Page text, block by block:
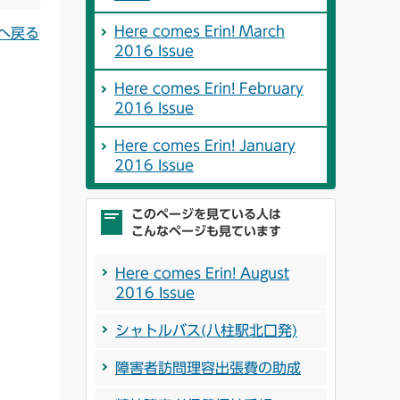
戻る
Here comes Erin! March
2016 Issue
Here comes Erin! February
2016 Issue
Here comes Erin! January
2016 Issue
このページを見ている人は
こんなページも見ています
Here comes Erin! August
2016 Issue
シャトルバス(八柱駅北口発)
障害者訪問理容出張費の助成